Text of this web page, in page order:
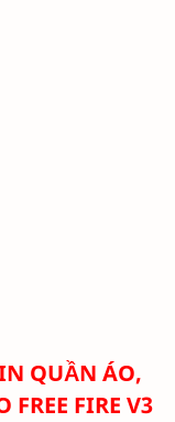
QUẦN ÁO,
FIRE V3